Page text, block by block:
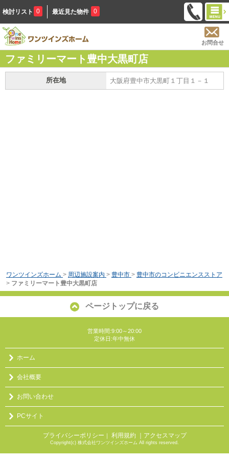
検討リスト 0 最近見た物件 0
お問合せ
ファミリーマート豊中大黒町店
所在地 大阪府豊中市大黒町１丁目１－１
ワンツインズホーム > 周辺施設案内 > 豊中市 > 豊中市のコンビニエンスストア
> ファミリーマート豊中大黒町店
ページトップに戻る
営業時間:9:00～20:00
定休日:年中無休
ホーム
会社概要
お問い合わせ
PCサイト
プライバシーポリシー ｜ 利用規約 ｜アクセスマップ
Copyright(c) 株式会社ワンツインズホーム All rights reserved.